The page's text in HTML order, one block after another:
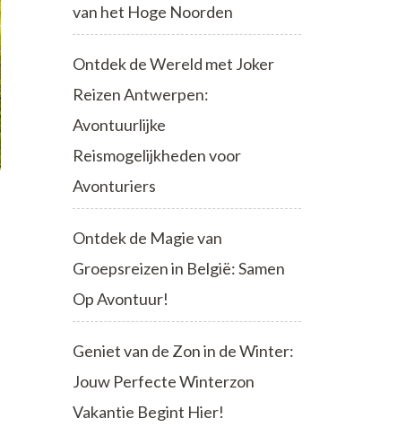
van het Hoge Noorden
Ontdek de Wereld met Joker
Reizen Antwerpen:
Avontuurlijke
Reismogelijkheden voor
Avonturiers
Ontdek de Magie van
Groepsreizen in België: Samen
Op Avontuur!
Geniet van de Zon in de Winter:
Jouw Perfecte Winterzon
Vakantie Begint Hier!